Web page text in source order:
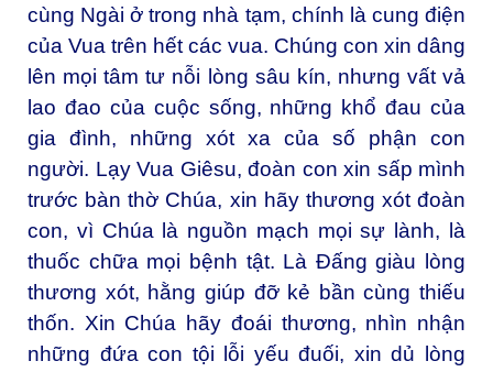
cùng Ngài ở trong nhà tạm, chính là cung điện
của Vua trên hết các vua. Chúng con xin dâng
lên mọi tâm tư nỗi lòng sâu kín, nhưng vất vả
lao đao của cuộc sống, những khổ đau của
gia đình, những xót xa của số phận con
người. Lạy Vua Giêsu, đoàn con xin sấp mình
trước bàn thờ Chúa, xin hãy thương xót đoàn
con, vì Chúa là nguồn mạch mọi sự lành, là
thuốc chữa mọi bệnh tật. Là Đấng giàu lòng
thương xót, hằng giúp đỡ kẻ bần cùng thiếu
thốn. Xin Chúa hãy đoái thương, nhìn nhận
những đứa con tội lỗi yếu đuối, xin dủ lòng